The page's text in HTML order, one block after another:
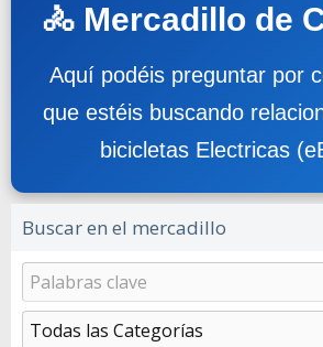
🚴 Mercadillo de
Aquí podéis preguntar por
que estéis buscando
bicicletas Electricas
Buscar en el mercadillo